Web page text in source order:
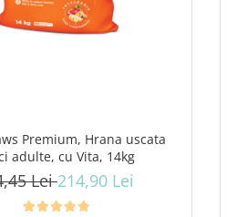
Premium, Hrana uscata
adulte, cu Vita, 14kg
Lei214,90 Lei